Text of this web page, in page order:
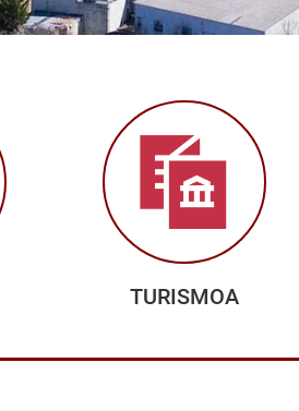
TURISMOA